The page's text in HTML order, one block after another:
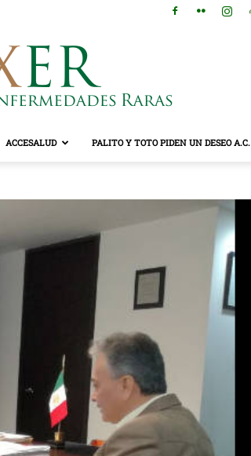
ACCESALUD PALITO Y TOTO PIDEN UN DESEO A.C.